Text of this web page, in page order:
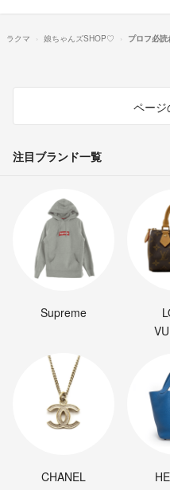
ラクマ 娘ちゃんズSHOP♡ プロフ必
ページ
注目ブランド一覧
Supreme
CHANEL